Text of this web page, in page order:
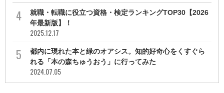
就職・転職に役立つ資格・検定ランキングTOP30【2026
年最新版】！
2025.12.17
都内に現れた本と緑のオアシス。知的好奇心をくすぐら
れる「本の森ちゅうおう」に行ってみた
2024.07.05